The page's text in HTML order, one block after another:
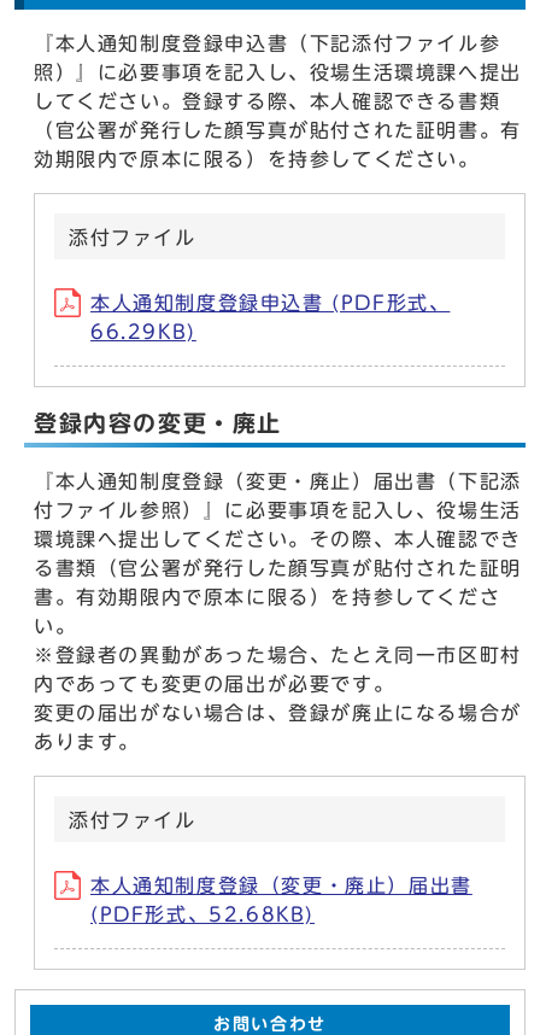
『本人通知制度登録申込書（下記添付ファイル参
照）』に必要事項を記入し、役場生活環境課へ提出
してください。登録する際、本人確認できる書類
（官公署が発行した顔写真が貼付された証明書。有
効期限内で原本に限る）を持参してください。
添付ファイル
本人通知制度登録申込書 (PDF形式、
66.29KB)
登録内容の変更・廃止
『本人通知制度登録（変更・廃止）届出書（下記添
付ファイル参照）』に必要事項を記入し、役場生活
環境課へ提出してください。その際、本人確認でき
る書類（官公署が発行した顔写真が貼付された証明
書。有効期限内で原本に限る）を持参してくださ
い。
※登録者の異動があった場合、たとえ同一市区町村
内であっても変更の届出が必要です。
変更の届出がない場合は、登録が廃止になる場合が
あります。
添付ファイル
本人通知制度登録（変更・廃止）届出書
(PDF形式、52.68KB)
お問い合わせ